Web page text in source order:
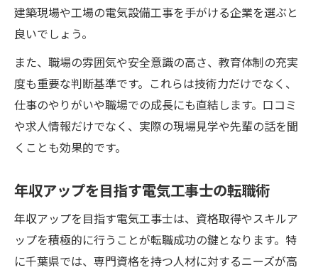
建築現場や工場の電気設備工事を手がける企業を選ぶと
良いでしょう。
また、職場の雰囲気や安全意識の高さ、教育体制の充実
度も重要な判断基準です。これらは技術力だけでなく、
仕事のやりがいや職場での成長にも直結します。口コミ
や求人情報だけでなく、実際の現場見学や先輩の話を聞
くことも効果的です。
年収アップを目指す電気工事士の転職術
年収アップを目指す電気工事士は、資格取得やスキルア
ップを積極的に行うことが転職成功の鍵となります。特
に千葉県では、専門資格を持つ人材に対するニーズが高